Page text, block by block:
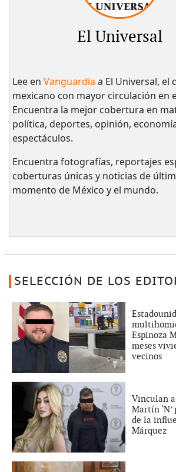
El Universal
Lee en Vanguardia a El Universal, el
mexicano con mayor circulación en
Encuentra la mejor cobertura en
política, deportes, opinión,
espectáculos.
Encuentra fotografías, reportajes
coberturas únicas y noticias de
momento de México y el mundo.
SELECCIÓN DE LOS
Espinoza
meses
vecinos
Vinculan
Martín
de la
Márquez